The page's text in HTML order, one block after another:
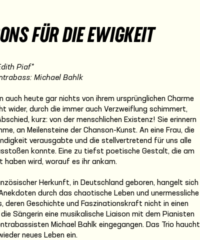
FÜR DIE EWIGKEIT
Piaf*
Michael Bahlk
auch heute gar nichts von ihrem ursprünglichen Charme
wider, durch die immer auch Verzweiflung schimmert,
kurz: von der menschlichen Existenz! Sie erinnern
an Meilensteine der Chanson-Kunst. An eine Frau, die
verausgabte und die stellvertretend für uns alle
konnte. Eine zu tiefst poetische Gestalt, die am
haben wird, worauf es ihr ankam.
Herkunft, in Deutschland geboren, hangelt sich
durch das chaotische Leben und unermessliche
deren Geschichte und Faszinationskraft nicht in einen
Sängerin eine musikalische Liaison mit dem Pianisten
Michael Bahlk eingegangen. Das Trio haucht
neues Leben ein.